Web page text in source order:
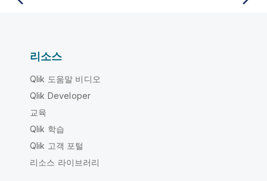
리소스
Qlik 도움말 비디오
Qlik Developer
교육
Qlik 학습
Qlik 고객 포털
리소스 라이브러리